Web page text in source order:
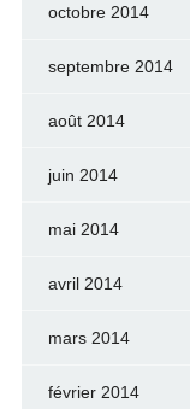
octobre 2014
septembre 2014
août 2014
juin 2014
mai 2014
avril 2014
mars 2014
février 2014